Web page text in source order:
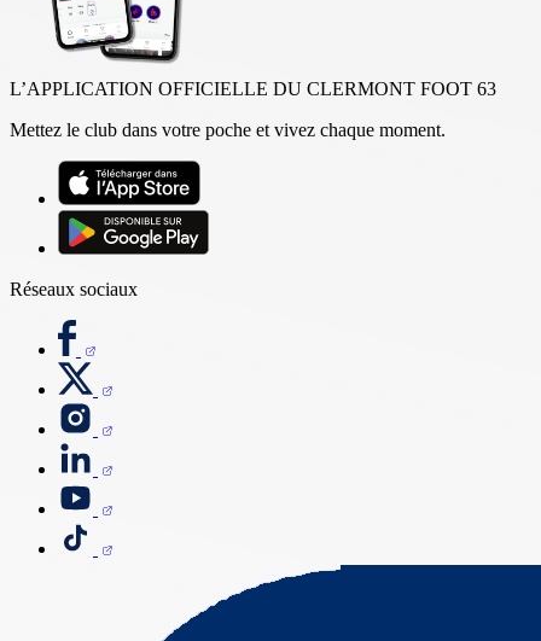
L’APPLICATION OFFICIELLE DU CLERMONT FOOT 63
Mettez le club dans votre poche et vivez chaque moment.
Réseaux sociaux